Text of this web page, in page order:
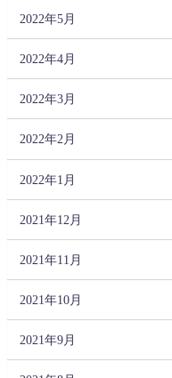
2022年5月
2022年4月
2022年3月
2022年2月
2022年1月
2021年12月
2021年11月
2021年10月
2021年9月